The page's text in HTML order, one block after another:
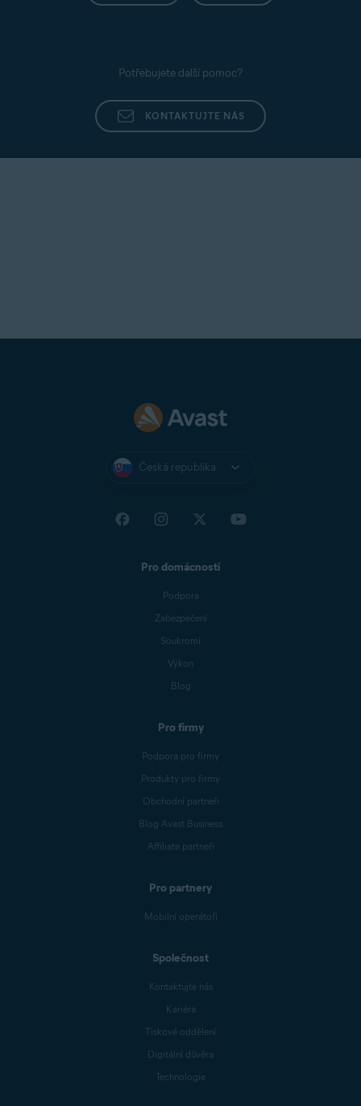
Potřebujete další pomoc?
KONTAKTUJTE NÁS
Česká republika
Pro domácnosti
Podpora
Zabezpečení
Soukromí
Výkon
Blog
Pro firmy
Podpora pro firmy
Produkty pro firmy
Obchodní partneři
Blog Avast Business
Affiliate partneři
Pro partnery
Mobilní operátoři
Společnost
Kontaktujte nás
Kariéra
Tiskové oddělení
Digitální důvěra
Technologie